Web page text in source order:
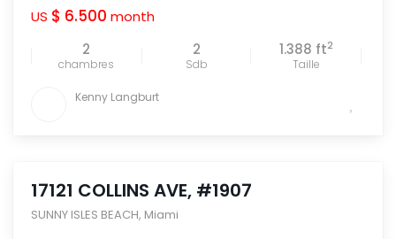
US $ 6.500 month
2
chambres
2
Sdb
1.388 ft2
Taille
Kenny Langburt
17121 COLLINS AVE, #1907
SUNNY ISLES BEACH, Miami